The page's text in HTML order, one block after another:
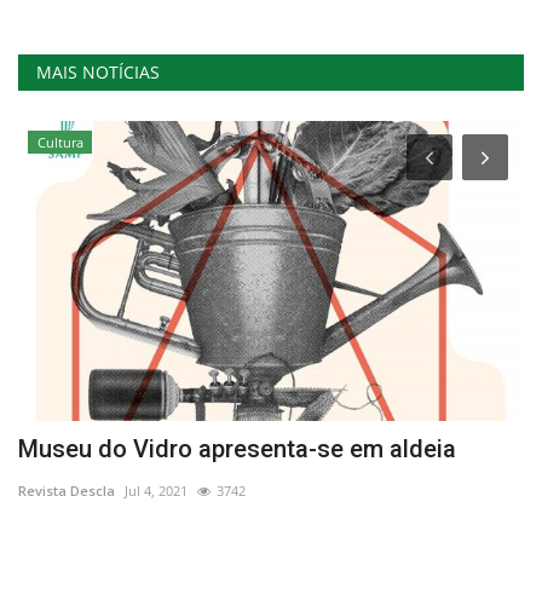
MAIS NOTÍCIAS
Cultura
Museu do Vidro apresenta-se em aldeia
Revista Descla Jul 4, 2021 3742